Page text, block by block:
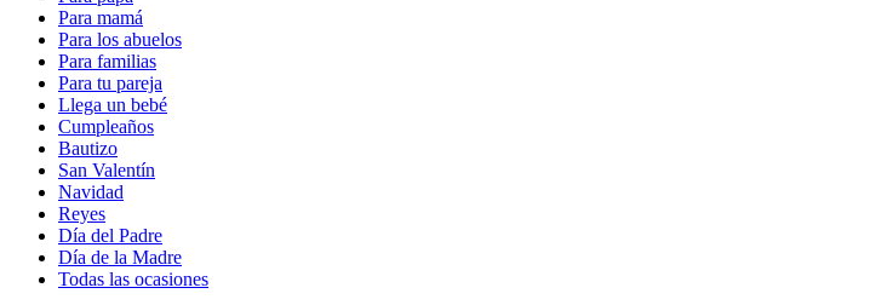
Para mamá
Para los abuelos
Para familias
Para tu pareja
Llega un bebé
Cumpleaños
Bautizo
San Valentín
Navidad
Reyes
Día del Padre
Día de la Madre
Todas las ocasiones